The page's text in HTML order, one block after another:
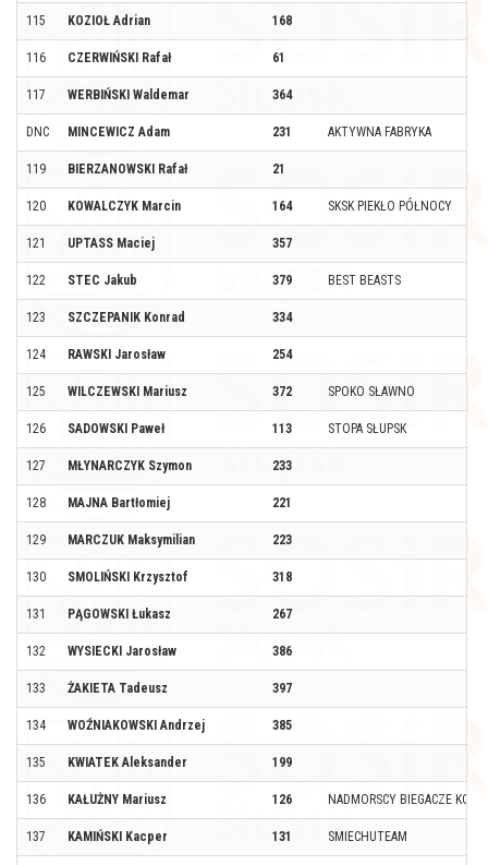
115 KOZIOŁ Adrian 168
116 CZERWIŃSKI Rafał 61
117 WERBIŃSKI Waldemar 364
DNC MINCEWICZ Adam 231 AKTYWNA FABRYKA
119 BIERZANOWSKI Rafał 21
120 KOWALCZYK Marcin 164 SKSK PIEKŁO PÓŁNOCY
121 UPTASS Maciej 357
122 STEC Jakub 379 BEST BEASTS
123 SZCZEPANIK Konrad 334
124 RAWSKI Jarosław 254
125 WILCZEWSKI Mariusz 372 SPOKO SŁAWNO
126 SADOWSKI Paweł 113 STOPA SŁUPSK
127 MŁYNARCZYK Szymon 233
128 MAJNA Bartłomiej 221
129 MARCZUK Maksymilian 223
130 SMOLIŃSKI Krzysztof 318
131 PĄGOWSKI Łukasz 267
132 WYSIECKI Jarosław 386
133 ŻAKIETA Tadeusz 397
134 WOŹNIAKOWSKI Andrzej 385
135 KWIATEK Aleksander 199
136 KAŁUŻNY Mariusz 126 NADMORSCY BIEGACZE
137 KAMIŃSKI Kacper 131 SMIECHUTEAM